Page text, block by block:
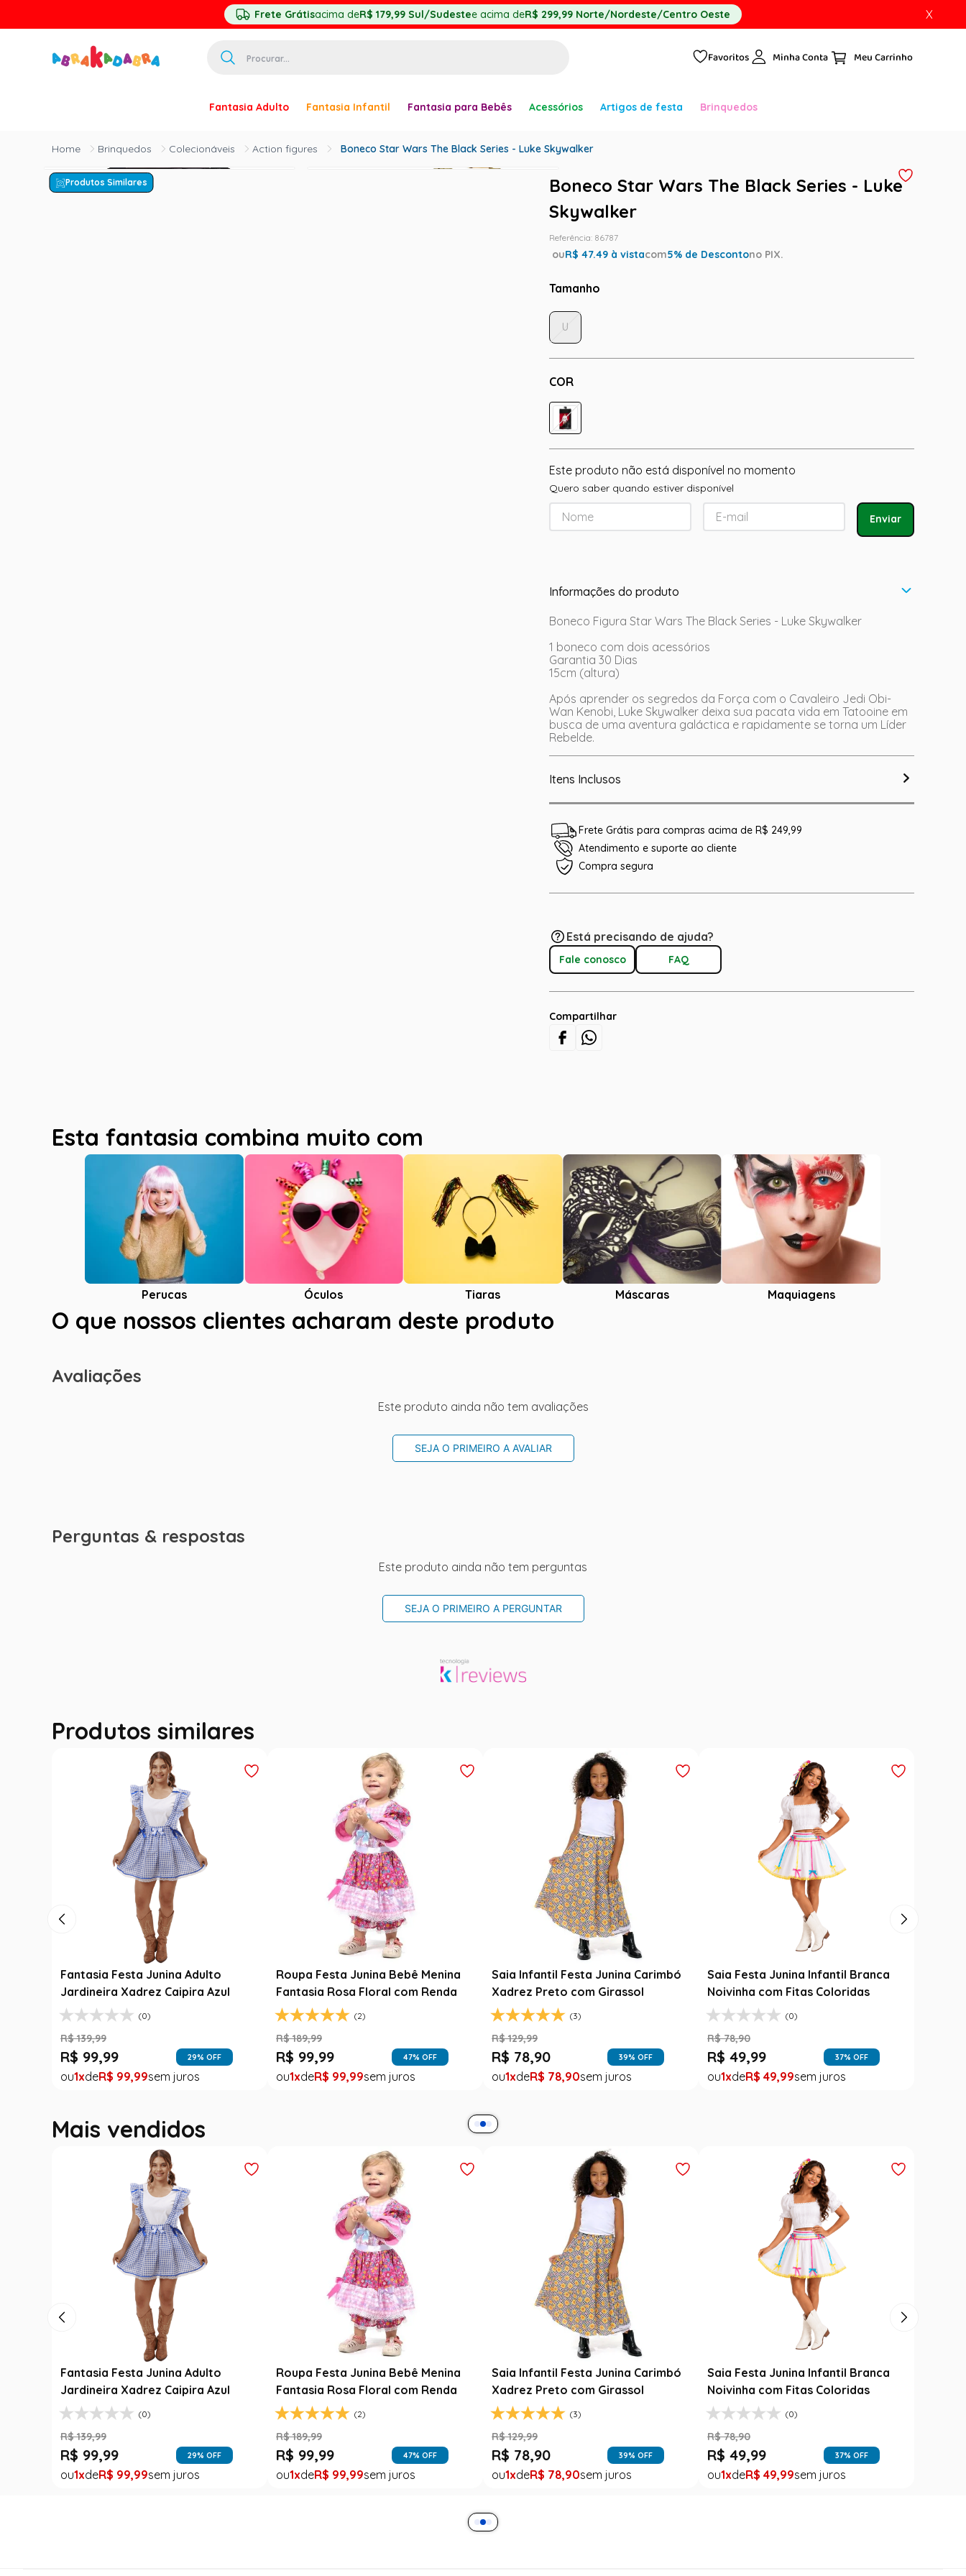
Frete Grátisacima deR$ 179,99 Sul/Sudestee acima deR$ 299,99 Norte/Nordeste/Centro Oeste X
Favoritos Minha Conta
Fantasia Adulto Fantasia Infantil Fantasia para Bebês Acessórios Artigos de festa Brinquedos
Brinquedos Colecionáveis Action figures Boneco Star Wars The Black Series - Luke Skywalker
Produtos Similares
Boneco Star Wars The Black Series - Luke
Skywalker
Referência: 86787
ouR$47.49 à vistacom5% de Descontono PIX.
Tamanho
COR
U
Este produto não está disponível no momento
Quero saber quando estiver disponível
Enviar
Informações do produto
Boneco Figura Star Wars The Black Series - Luke Skywalker
1 boneco com dois acessórios
Garantia 30 Dias
15cm (altura)
Após aprender os segredos da Força com o Cavaleiro Jedi Obi-
Wan Kenobi, Luke Skywalker deixa sua pacata vida em Tatooine em
busca de uma aventura galáctica e rapidamente se torna um Líder
Rebelde.
Itens Inclusos
Frete Grátis para compras acima de R$ 249,99
Atendimento e suporte ao cliente
Compra segura
Está precisando de ajuda?
Fale conosco FAQ
Compartilhar
Esta fantasia combina muito com
Perucas Óculos Tiaras Máscaras Maquiagens
O que nossos clientes acharam deste produto
Avaliações
Este produto ainda não tem avaliações
SEJA O PRIMEIRO A AVALIAR
Perguntas & respostas
Este produto ainda não tem perguntas
SEJA O PRIMEIRO A PERGUNTAR
Produtos similares
Fantasia Festa Junina Adulto
Jardineira Xadrez Caipira Azul
(0)
R$ 139,99
R$ 99,99 29% OFF
1 R$ 99,99
Roupa Festa Junina Bebê Menina
Fantasia Rosa Floral com Renda
(2)
R$ 189,99
R$ 99,99 47% OFF
1 R$ 99,99
Saia Infantil Festa Junina Carimbó
Xadrez Preto com Girassol
(3)
R$ 129,99
R$ 78,90 39% OFF
1 R$ 78,90
Saia Festa Junina Infantil Branca
Noivinha com Fitas Coloridas
(0)
R$ 78,90
R$ 49,99 37% OFF
1 R$ 49,99
Mais vendidos
Fantasia Festa Junina Adulto
Jardineira Xadrez Caipira Azul
(0)
R$ 139,99
R$ 99,99 29% OFF
1 R$ 99,99
Roupa Festa Junina Bebê Menina
Fantasia Rosa Floral com Renda
(2)
R$ 189,99
R$ 99,99 47% OFF
1 R$ 99,99
Saia Infantil Festa Junina Carimbó
Xadrez Preto com Girassol
(3)
R$ 129,99
R$ 78,90 39% OFF
1 R$ 78,90
Saia Festa Junina Infantil Branca
Noivinha com Fitas Coloridas
(0)
R$ 78,90
R$ 49,99 37% OFF
1 R$ 49,99
princesa